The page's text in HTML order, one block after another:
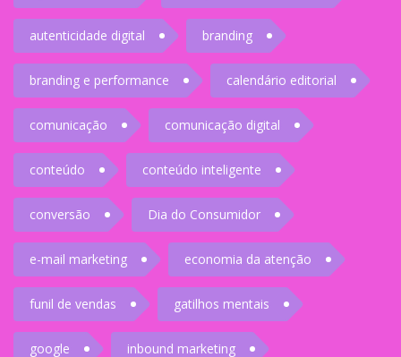
autenticidade digital branding
branding e performance calendário editorial
comunicação comunicação digital
conteúdo conteúdo inteligente
conversão Dia do Consumidor
e-mail marketing economia da atenção
funil de vendas gatilhos mentais
google inbound marketing